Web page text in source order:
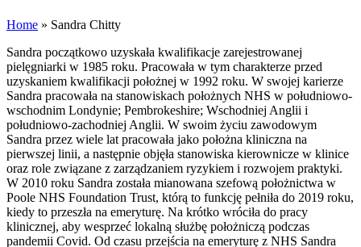
Home » Sandra Chitty
Sandra początkowo uzyskała kwalifikacje zarejestrowanej
pielęgniarki w 1985 roku. Pracowała w tym charakterze przed
uzyskaniem kwalifikacji położnej w 1992 roku. W swojej karierze
Sandra pracowała na stanowiskach położnych NHS w południowo-
wschodnim Londynie; Pembrokeshire; Wschodniej Anglii i
południowo-zachodniej Anglii. W swoim życiu zawodowym
Sandra przez wiele lat pracowała jako położna kliniczna na
pierwszej linii, a następnie objęła stanowiska kierownicze w klinice
oraz role związane z zarządzaniem ryzykiem i rozwojem praktyki.
W 2010 roku Sandra została mianowana szefową położnictwa w
Poole NHS Foundation Trust, którą to funkcję pełniła do 2019 roku,
kiedy to przeszła na emeryturę. Na krótko wróciła do pracy
klinicznej, aby wesprzeć lokalną służbę położniczą podczas
pandemii Covid. Od czasu przejścia na emeryturę z NHS Sandra